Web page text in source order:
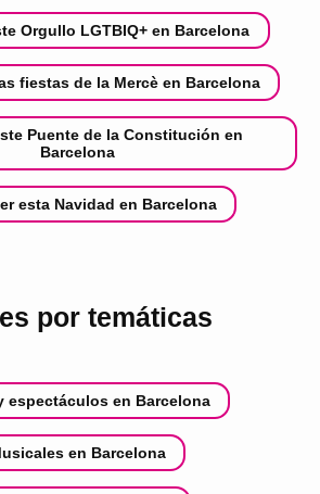
Orgullo LGTBIQ+ en Barcelona
fiestas de la Mercè en Barcelona
Puente de la Constitución en
Barcelona
esta Navidad en Barcelona
por temáticas
espectáculos en Barcelona
en Barcelona